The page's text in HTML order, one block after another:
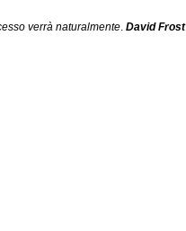
verrà naturalmente. David Frost